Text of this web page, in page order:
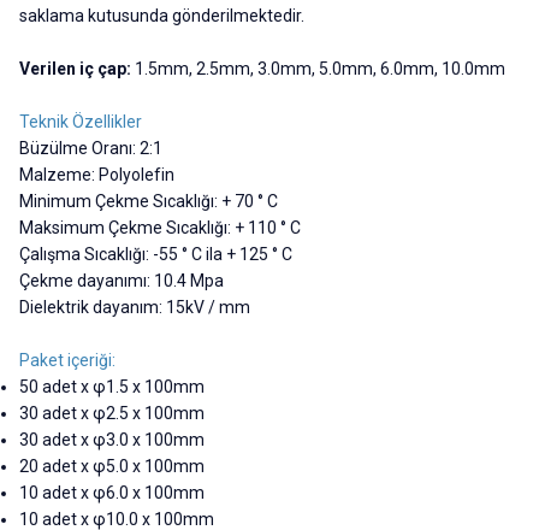
saklama kutusunda gönderilmektedir.
Verilen iç çap: 1.5mm, 2.5mm, 3.0mm, 5.0mm, 6.0mm, 10.0mm
Teknik Özellikler
Büzülme Oranı: 2:1
Malzeme: Polyolefin
Minimum Çekme Sıcaklığı: + 70 ° C
Maksimum Çekme Sıcaklığı: + 110 ° C
Çalışma Sıcaklığı: -55 ° C ila + 125 ° C
Çekme dayanımı: 10.4 Mpa
Dielektrik dayanım: 15kV / mm
Paket içeriği:
50 adet x φ1.5 x 100mm
30 adet x φ2.5 x 100mm
30 adet x φ3.0 x 100mm
20 adet x φ5.0 x 100mm
10 adet x φ6.0 x 100mm
10 adet x φ10.0 x 100mm